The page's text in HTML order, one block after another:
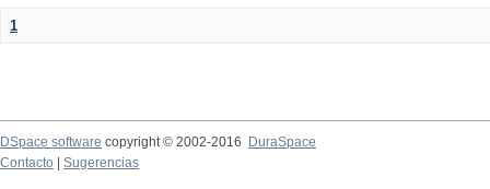
1
DSpace software copyright © 2002-2016
DuraSpace
Contacto
Sugerencias